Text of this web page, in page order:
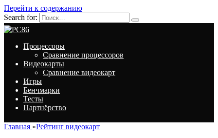
Перейти к содержанию
Search for:
Процессоры
Сравнение процессоров
Видеокарты
Сравнение видеокарт
Игры
Бенчмарки
Тесты
Партнёрство
Главная »Рейтинг видеокарт